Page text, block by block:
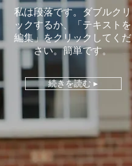
私は段落です。ダブルクリ
ックするか、「テキストを
編集」をクリックしてくだ
さい。簡単です。
続きを読む ▸